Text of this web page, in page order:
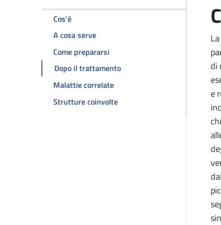
Cos'èdella pagina Resezione epatica
A cosa servedella pagina Resezione epatica
Come prepararsi della pagina Resezione epatica
Dopo il trattamentodella pagina Resezione
Malattie correlatedella pagina Resezione epatica
Strutture coinvoltedella pagina Resezione epatica
di
e